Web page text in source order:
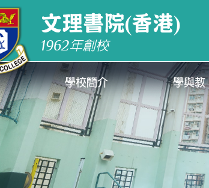
文理書院(香港)
1962年創校
學校簡介 學與教